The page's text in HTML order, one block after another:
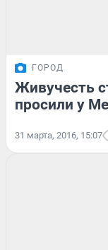
ГОРОД
Живучесть
просили у
31 марта, 2016, 15:07